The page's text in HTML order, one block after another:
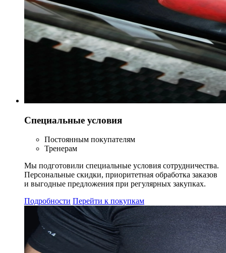
Специальные условия
Постоянным покупателям
Тренерам
Мы подготовили специальные условия сотрудничества.
Персональные скидки, приоритетная обработка заказов
и выгодные предложения при регулярных закупках.
Подробности Перейти к покупкам